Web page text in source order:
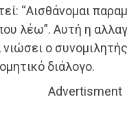
“Αισθάνομαι
λέω”. Αυτή η
ο
διάλογο.
Advertisment